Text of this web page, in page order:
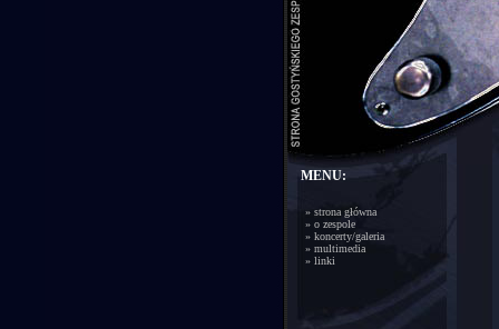
MENU:
» strona główna
» o zespole
» koncerty/galeria
» multimedia
» linki